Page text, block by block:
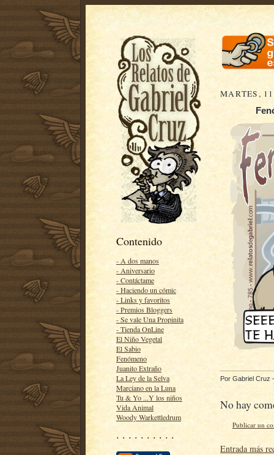
Contenido
- A dos manos
- Aniversario
- Contáctame
- Haciendo un cómic
- Links y favoritos
- Premios Bloggers
- Se vale Una Propinita
- Tienda OnLine
El Niño Vegetal
El Sabio
Fenómeno
Juanito Extraño
La Ley de la Selva
Marciano en la Luna
Tu & Yo ...Y los niños
Vida Animal
Woody Warkettledrum
· · · · · · · · · ·
MARTES,
Por Gabriel Cruz
No hay
Publicar un
Entrada más